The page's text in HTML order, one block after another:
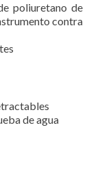
poliuretano de
contra
de agua